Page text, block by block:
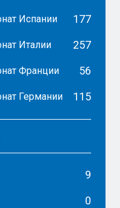
Испании 177
Италии 257
Франции 56
Германии 115
9
0